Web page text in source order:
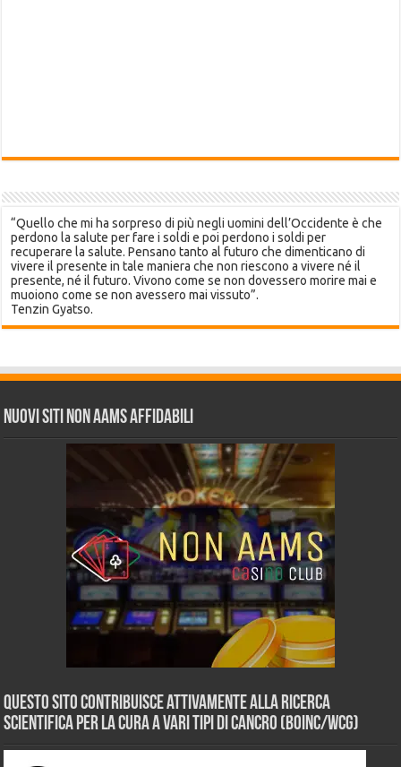
“Quello che mi ha sorpreso di più negli uomini dell’Occidente è che
perdono la salute per fare i soldi e poi perdono i soldi per
recuperare la salute. Pensano tanto al futuro che dimenticano di
vivere il presente in tale maniera che non riescono a vivere né il
presente, né il futuro. Vivono come se non dovessero morire mai e
muoiono come se non avessero mai vissuto”.
Tenzin Gyatso.
Nuovi siti non AAMS affidabili
Questo sito contribuisce attivamente alla ricerca
scientifica per la cura a vari tipi di Cancro (BOINC/WCG)